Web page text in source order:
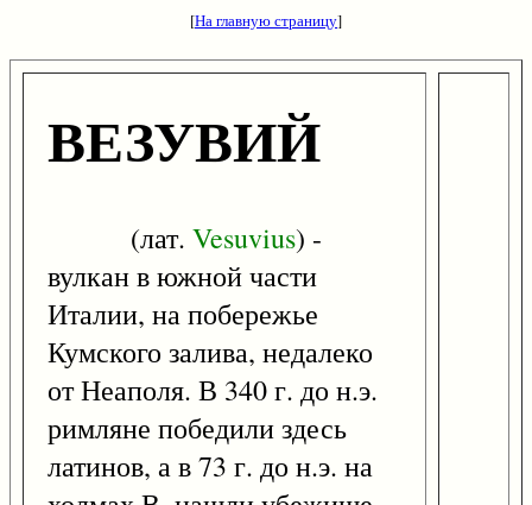
[На главную страницу]
ВЕЗУВИЙ
(лат. Vesuvius) -
вулкан в южной части
Италии, на побережье
Кумского залива, недалеко
от Неаполя. В 340 г. до н.э.
римляне победили здесь
латинов, а в 73 г. до н.э. на